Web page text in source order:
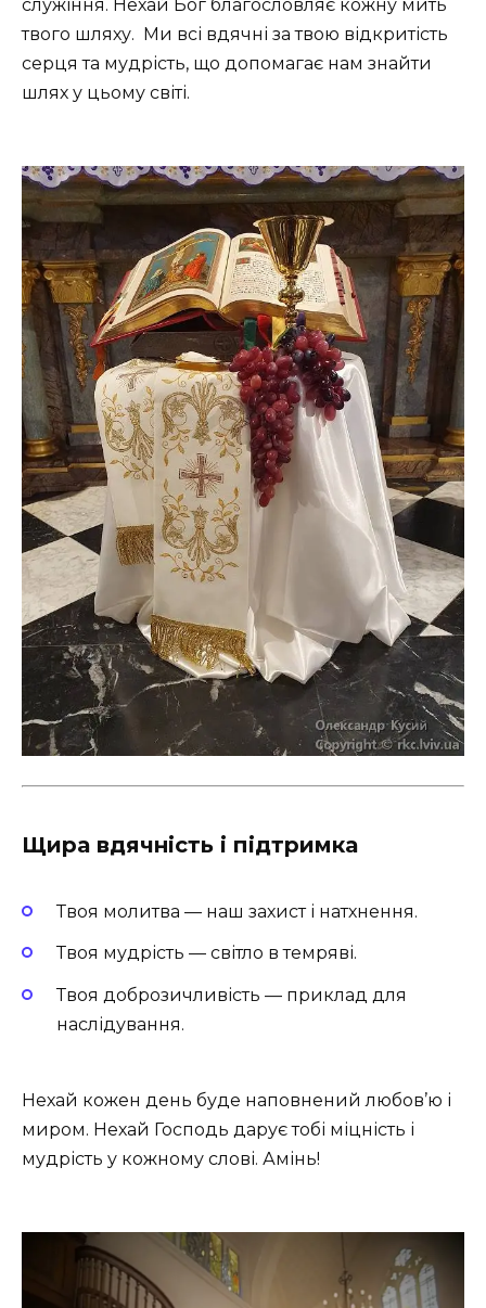
служіння. Нехай Бог благословляє кожну мить
твого шляху. ️ Ми всі вдячні за твою відкритість
серця та мудрість, що допомагає нам знайти
шлях у цьому світі.
Щира вдячність і підтримка
Твоя молитва — наш захист і натхнення.
Твоя мудрість — світло в темряві.
Твоя доброзичливість — приклад для
наслідування.
Нехай кожен день буде наповнений любов’ю і
миром. Нехай Господь дарує тобі міцність і
мудрість у кожному слові. Амінь!